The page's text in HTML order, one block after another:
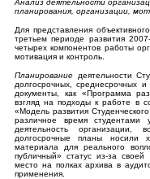
Анализ деятельности
планирования, организации,
Для представления
третьем периоде развития
четырех компонентов работы
мотивация и контроль.
Планирование деятельности
долгосрочных, среднесрочных
документы, как «Программа
взгляд на подходы к работе в
«Модель развития
различное время студентами
деятельность организации,
долгосрочные планы носили
материала для реального
публичный» статус из-за
место на полках архива в
применения.